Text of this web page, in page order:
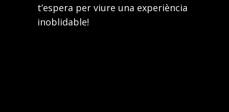
t’espera per viure una experiència
inoblidable!